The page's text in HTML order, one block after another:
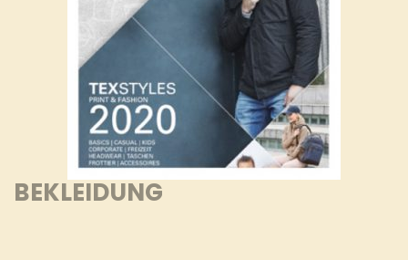
BEKLEIDUNG